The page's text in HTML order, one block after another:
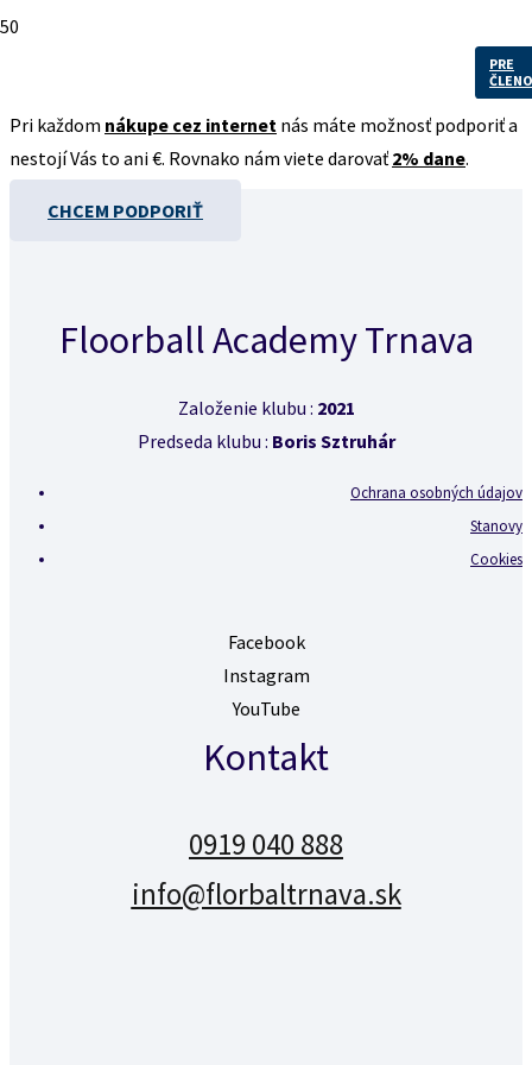
PRE
Pri každom nákupe cez internet nás máte možnosť podporiť a
nestojí Vás to ani €. Rovnako nám viete darovať 2% dane.
CHCEM PODPORIŤ
Floorball Academy Trnava
Založenie klubu : 2021
Predseda klubu : Boris Sztruhár
Ochrana osobných údajov
Stanovy
Cookies
Facebook
Instagram
YouTube
Kontakt
0919 040 888
info@florbaltrnava.sk